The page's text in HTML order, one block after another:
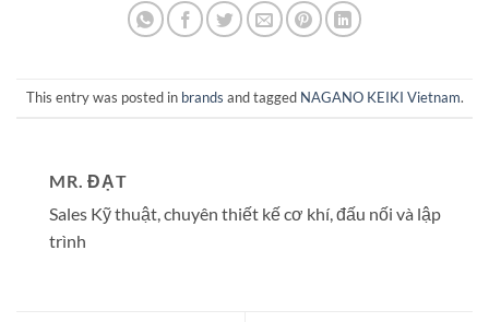
This entry was posted in brands and tagged NAGANO KEIKI Vietnam.
MR. ĐẠT
Sales Kỹ thuật, chuyên thiết kế cơ khí, đấu nối và lập
trình